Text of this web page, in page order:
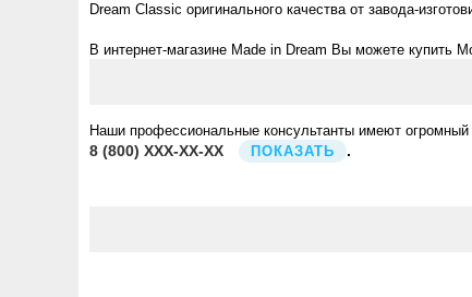
Dream Classic оригинального качества от завода-
В интернет-магазине Made in Dream Вы можете купить
Наши профессиональные консультанты имеют
8 (800) XXX-XX-XX ПОКАЗАТЬ .